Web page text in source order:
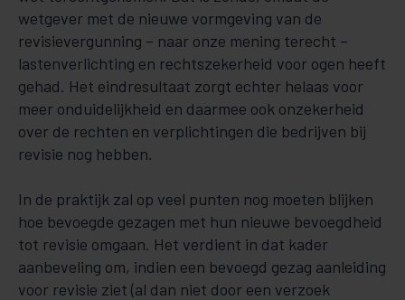
wetgever met de nieuwe vormgeving van de
revisievergunning – naar onze mening terecht –
lastenverlichting en rechtszekerheid voor ogen heeft
gehad. Het eindresultaat zorgt echter helaas voor
meer onduidelijkheid en daarmee ook onzekerheid
over de rechten en verplichtingen die bedrijven bij
revisie nog hebben.
In de praktijk zal op veel punten nog moeten blijken
hoe bevoegde gezagen met hun nieuwe bevoegdheid
tot revisie omgaan. Het verdient in dat kader
aanbeveling om, indien een bevoegd gezag aanleiding
voor revisie ziet (al dan niet door een verzoek